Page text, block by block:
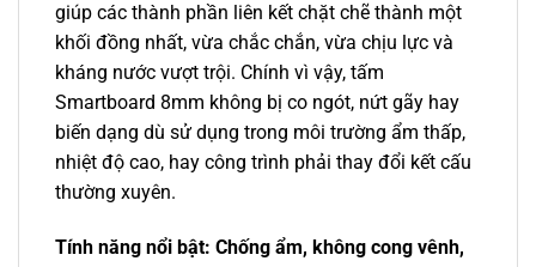
giúp các thành phần liên kết chặt chẽ thành một
khối đồng nhất, vừa chắc chắn, vừa chịu lực và
kháng nước vượt trội. Chính vì vậy, tấm
Smartboard 8mm không bị co ngót, nứt gãy hay
biến dạng dù sử dụng trong môi trường ẩm thấp,
nhiệt độ cao, hay công trình phải thay đổi kết cấu
thường xuyên.
Tính năng nổi bật: Chống ẩm, không cong vênh,